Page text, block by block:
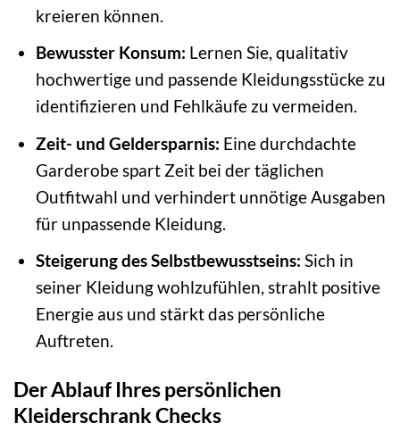
kreieren können.
Bewusster Konsum: Lernen Sie, qualitativ
hochwertige und passende Kleidungsstücke zu
identifizieren und Fehlkäufe zu vermeiden.
Zeit- und Geldersparnis: Eine durchdachte
Garderobe spart Zeit bei der täglichen
Outfitwahl und verhindert unnötige Ausgaben
für unpassende Kleidung.
Steigerung des Selbstbewusstseins: Sich in
seiner Kleidung wohlzufühlen, strahlt positive
Energie aus und stärkt das persönliche
Auftreten.
Der Ablauf Ihres persönlichen
Kleiderschrank Checks